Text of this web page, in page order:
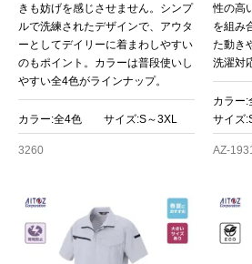
きも妨げを感じさせません。シンプ
ルで洗練されたデザインで、アウタ
ーとしてデイリーに着まわしやすい
のもポイント。カラーは普段使いし
やすい全4色がラインナップ。
カラー:全4色 サイズ:S～3XL
3260
性の高
を組み
た動き
洗濯対
カラー:
サイズ
AZ-1931